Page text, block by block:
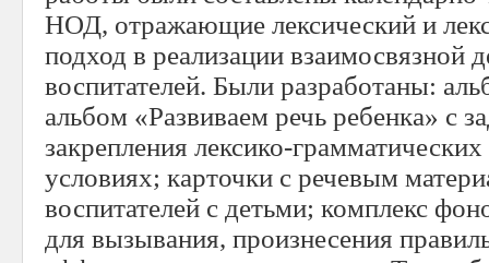
НОД, отражающие лексический и
подход в реализации взаимосвязной
воспитателей. Были разработаны:
альбом «Развиваем речь ребенка» с
закрепления лексико-
условиях; карточки с речевым
воспитателей с детьми; комплекс
для вызывания, произнесения